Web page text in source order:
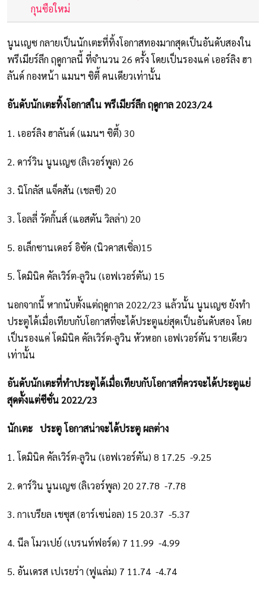
กุนซือใหม่
นูนเญซ กลายเป็นนักเตะที่ทิ้งโอกาสทองมากสุดเป็นอันดับสองใน
พรีเมียร์ลีก ฤดูกาลนี้ ที่จำนวน 26 ครั้ง โดยเป็นรองแค่ เออร์ลิง ฮา
ลันด์ กองหน้า แมนฯ ซิตี้ คนเดียวเท่านั้น
อันดับนักเตะทิ้งโอกาสใน พรีเมียร์ลีก ฤดูกาล 2023/24
1. เออร์ลิง ฮาลันด์ (แมนฯ ซิตี้) 30
2. ดาร์วิน นูนเญซ (ลิเวอร์พูล) 26
3. นิโกลัส แจ็คสัน (เชลซี) 20
3. โอลลี่ วัตกิ้นส์ (แอสตัน วิลล่า) 20
5. อเล็กซานเดอร์ อิซัค (นิวคาสเซิ่ล)15
5. โดมินิค คัลเวิร์ต-ลูวิน (เอฟเวอร์ตัน) 15
นอกจากนี้ หากนับตั้งแต่ฤดูกาล 2022/23 แล้วนั้น นูนเญซ ยังทำ
ประตูได้เมื่อเทียบกับโอกาสที่จะได้ประตูแย่สุดเป็นอันดับสอง โดย
เป็นรองแค่ โดมินิค คัลเวิร์ต-ลูวิน หัวหอก เอฟเวอร์ตัน รายเดียว
เท่านั้น
อันดับนักเตะที่ทำประตูได้เมื่อเทียบกับโอกาสที่ควรจะได้ประตูแย่
สุดตั้งแต่ซีซั่น 2022/23
นักเตะ ประตู โอกาสน่าจะได้ประตู ผลต่าง
1. โดมินิค คัลเวิร์ต-ลูวิน (เอฟเวอร์ตัน) 8 17.25 -9.25
2. ดาร์วิน นูนเญซ (ลิเวอร์พูล) 20 27.78 -7.78
3. กาเบรียล เชซุส (อาร์เซน่อล) 15 20.37 -5.37
4. นีล โมวเปย์ (เบรนท์ฟอร์ด) 7 11.99 -4.99
5. อันเดรส เปเรยร่า (ฟูแล่ม) 7 11.74 -4.74